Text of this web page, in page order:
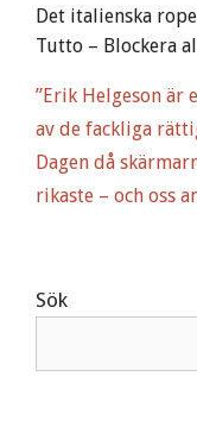
Det italienska
Tutto – Blockera
”Erik Helgeson är
av de fackliga
Dagen då
rikaste – och oss
Sök